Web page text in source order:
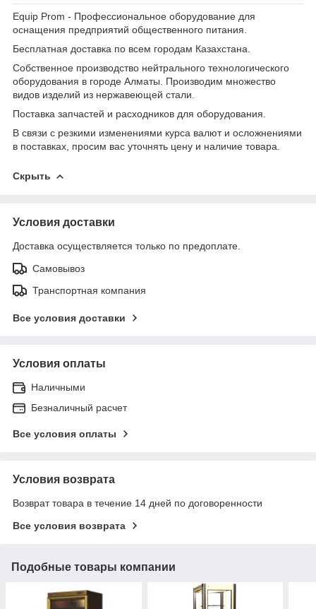
Equip Prom - Профессиональное оборудование для
оснащения предприятий общественного питания.
Бесплатная доставка по всем городам Казахстана.
Собственное производство нейтрального технологического
оборудования в городе Алматы. Производим множество
видов изделий из нержавеющей стали.
Поставка запчастей и расходников для оборудования.
В связи с резкими изменениями курса валют и осложнениями
в поставках, просим вас уточнять цену и наличие товара.
Скрыть
Условия доставки
Доставка осуществляется только по предоплате.
Самовывоз
Транспортная компания
Все условия доставки
Условия оплаты
Наличными
Безналичный расчет
Все условия оплаты
Условия возврата
Возврат товара в течение 14 дней по договоренности
Все условия возврата
Подобные товары компании